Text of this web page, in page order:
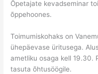
Õpetajate kevadseminar
õppehoones.
Toimumiskohaks on
ühepäevase üritusega.
ametliku osaga kell 19.30.
tasuta õhtusöögile.